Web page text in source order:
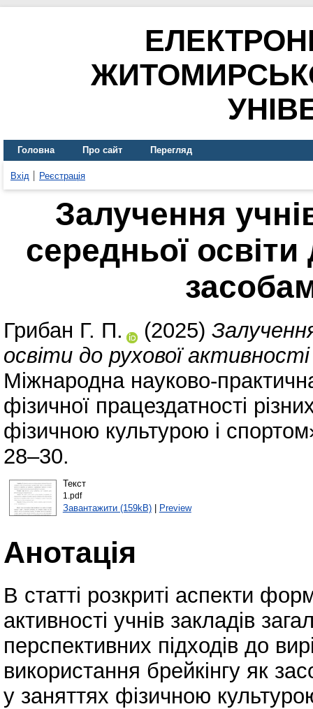
Головна Про сайт Перегляд
Вхід Реєстрація
Залучення
середньої освіти
Грибан Г. П. (2025)
освіти до рухової
Міжнародна науково-
фізичної працездатності
фізичною культурою і
28–30.
Текст
1.pdf
Завантажити (159kB)| Preview
Анотація
В статті розкриті аспекти
активності учнів закладів
перспективних підходів до
використання брейкінгу як
у заняттях фізичною